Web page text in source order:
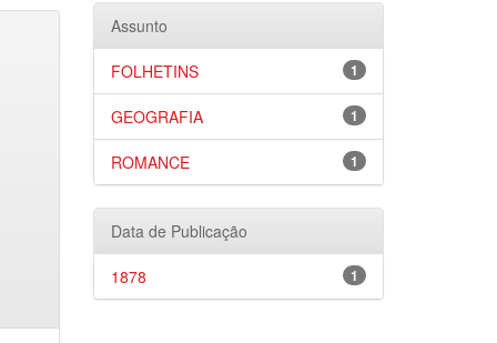
Assunto
1
FOLHETINS
1
GEOGRAFIA
1
ROMANCE
Data de Publicação
1
1878